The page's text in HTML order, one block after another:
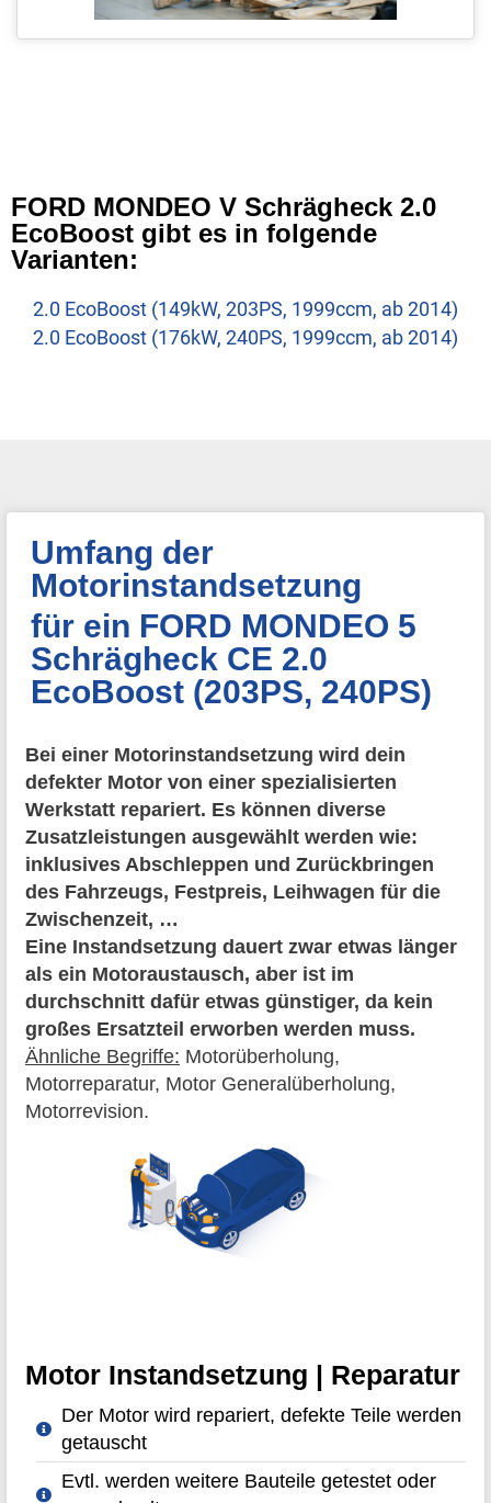
FORD MONDEO V Schrägheck 2.0
EcoBoost gibt es in folgende
Varianten:
2.0 EcoBoost (149kW, 203PS, 1999ccm, ab 2014)
2.0 EcoBoost (176kW, 240PS, 1999ccm, ab 2014)
Umfang der
Motorinstandsetzung
für ein FORD MONDEO 5
Schrägheck CE 2.0
EcoBoost (203PS, 240PS)
Bei einer Motorinstandsetzung wird dein
defekter Motor von einer spezialisierten
Werkstatt repariert. Es können diverse
Zusatzleistungen ausgewählt werden wie:
inklusives Abschleppen und Zurückbringen
des Fahrzeugs, Festpreis, Leihwagen für die
Zwischenzeit, …
Eine Instandsetzung dauert zwar etwas länger
als ein Motoraustausch, aber ist im
durchschnitt dafür etwas günstiger, da kein
großes Ersatzteil erworben werden muss.
Ähnliche Begriffe: Motorüberholung,
Motorreparatur, Motor Generalüberholung,
Motorrevision.
Motor Instandsetzung | Reparatur
Der Motor wird repariert, defekte Teile werden
getauscht
Evtl. werden weitere Bauteile getestet oder